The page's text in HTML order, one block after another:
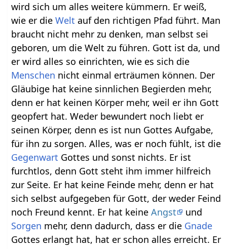
wird sich um alles weitere kümmern. Er weiß,
wie er dieWelt auf den richtigen Pfad führt. Man
braucht nicht mehr zu denken, man selbst sei
geboren, um die Welt zu führen. Gott ist da, und
er wird alles so einrichten, wie es sich die
Menschen nicht einmal erträumen können. Der
Gläubige hat keine sinnlichen Begierden mehr,
denn er hat keinen Körper mehr, weil er ihn Gott
geopfert hat. Weder bewundert noch liebt er
seinen Körper, denn es ist nun Gottes Aufgabe,
für ihn zu sorgen. Alles, was er noch fühlt, ist die
Gegenwart Gottes und sonst nichts. Er ist
furchtlos, denn Gott steht ihm immer hilfreich
zur Seite. Er hat keine Feinde mehr, denn er hat
sich selbst aufgegeben für Gott, der weder Feind
noch Freund kennt. Er hat keineAngst
und
Sorgen mehr, denn dadurch, dass er die Gnade
Gottes erlangt hat, hat er schon alles erreicht. Er